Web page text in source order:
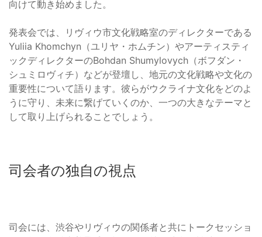
向けて動き始めました。
発表会では、リヴィウ市文化戦略室のディレクターである
Yuliia Khomchyn（ユリヤ・ホムチン）やアーティスティ
ックディレクターのBohdan Shumylovych（ボフダン・
シュミロヴィチ）などが登壇し、地元の文化戦略や文化の
重要性について語ります。彼らがウクライナ文化をどのよ
うに守り、未来に繋げていくのか、一つの大きなテーマと
して取り上げられることでしょう。
司会者の独自の視点
司会には、渋谷やリヴィウの関係者と共にトークセッショ